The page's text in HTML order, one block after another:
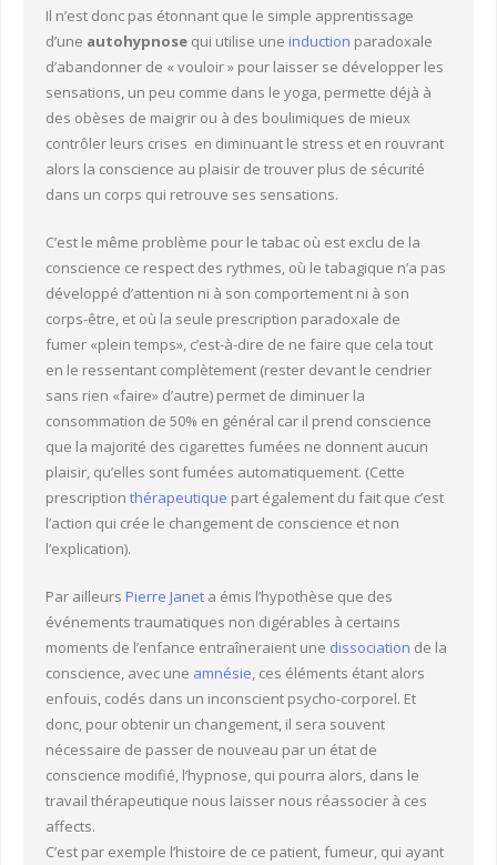
Il n’est donc pas étonnant que le simple apprentissage
d’une autohypnose qui utilise une induction paradoxale
d’abandonner de « vouloir » pour laisser se développer les
sensations, un peu comme dans le yoga, permette déjà à
des obèses de maigrir ou à des boulimiques de mieux
contrôler leurs crises en diminuant le stress et en rouvrant
alors la conscience au plaisir de trouver plus de sécurité
dans un corps qui retrouve ses sensations.
C’est le même problème pour le tabac où est exclu de la
conscience ce respect des rythmes, où le tabagique n’a pas
développé d’attention ni à son comportement ni à son
corps-être, et où la seule prescription paradoxale de
fumer «plein temps», c’est-à-dire de ne faire que cela tout
en le ressentant complètement (rester devant le cendrier
sans rien «faire» d’autre) permet de diminuer la
consommation de 50% en général car il prend conscience
que la majorité des cigarettes fumées ne donnent aucun
plaisir, qu’elles sont fumées automatiquement. (Cette
prescription thérapeutique part également du fait que c’est
l’action qui crée le changement de conscience et non
l’explication).
Par ailleurs Pierre Janet a émis l’hypothèse que des
événements traumatiques non digérables à certains
moments de l’enfance entraîneraient une dissociation de la
conscience, avec une amnésie , ces éléments étant alors
enfouis, codés dans un inconscient psycho-corporel. Et
donc, pour obtenir un changement, il sera souvent
nécessaire de passer de nouveau par un état de
conscience modifié, l’hypnose, qui pourra alors, dans le
travail thérapeutique nous laisser nous réassocier à ces
affects.
C’est par exemple l’histoire de ce patient, fumeur, qui ayant